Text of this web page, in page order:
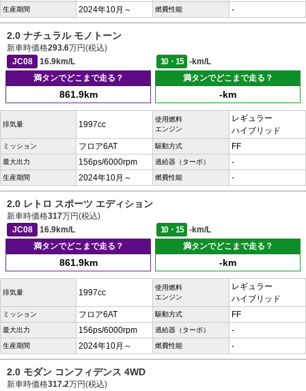
生産期間 2024年10月～ 燃費性能 -
2.0 ナチュラル モノトーン
新車時価格293.6万円(税込)
JC08
16.9km/L 10・15
-km/L
満タンでどこまで走る？
861.9km
満タンでどこまで走る？
-km
排気量 1997cc
使用燃料
エンジン
レギュラー
ハイブリッド
ミッション フロア6AT 駆動方式 FF
最大出力 156ps/6000rpm 過給器（ターボ） -
生産期間 2024年10月～ 燃費性能 -
2.0 レトロ スポーツ エディション
新車時価格317万円(税込)
JC08
16.9km/L 10・15
-km/L
満タンでどこまで走る？
861.9km
満タンでどこまで走る？
-km
排気量 1997cc
使用燃料
エンジン
レギュラー
ハイブリッド
ミッション フロア6AT 駆動方式 FF
最大出力 156ps/6000rpm 過給器（ターボ） -
生産期間 2024年10月～ 燃費性能 -
2.0 モダン コンフィデンス 4WD
新車時価格317.2万円(税込)